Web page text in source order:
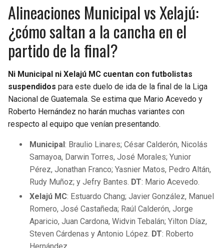
Alineaciones Municipal vs Xelajú:
¿cómo saltan a la cancha en el
partido de la final?
Ni Municipal ni Xelajú MC cuentan con futbolistas
suspendidos para este duelo de ida de la final de la Liga
Nacional de Guatemala. Se estima que Mario Acevedo y
Roberto Hernández no harán muchas variantes con
respecto al equipo que venían presentando.
Municipal: Braulio Linares; César Calderón, Nicolás
Samayoa, Darwin Torres, José Morales; Yunior
Pérez, Jonathan Franco; Yasnier Matos, Pedro Altán,
Rudy Muñoz; y Jefry Bantes. DT: Mario Acevedo.
Xelajú MC: Estuardo Chang; Javier González, Manuel
Romero, José Castañeda; Raúl Calderón, Jorge
Aparicio, Juan Cardona, Widvin Tebalán; Yilton Díaz,
Steven Cárdenas y Antonio López. DT: Roberto
Hernández.